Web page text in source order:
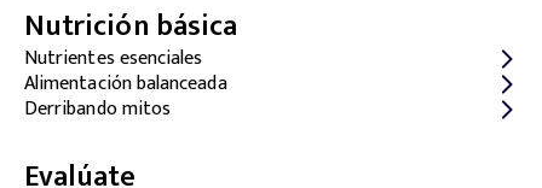
Nutrición básica
Nutrientes esenciales
Alimentación balanceada
Derribando mitos
Evalúate